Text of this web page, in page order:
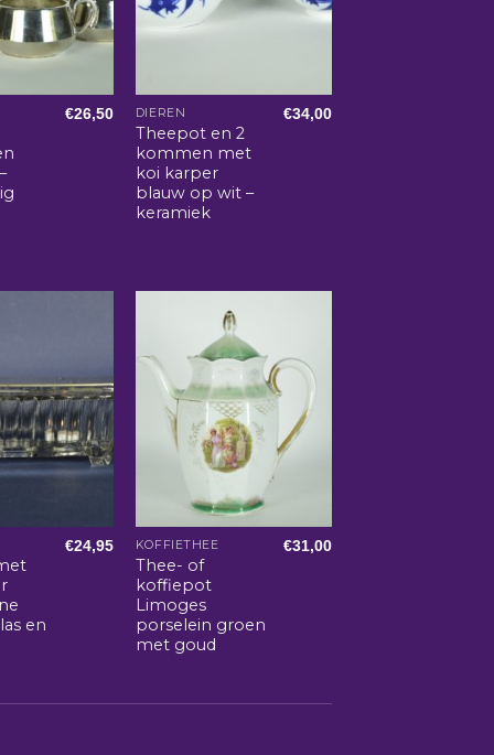
€26,50 DIEREN
Theepot en 2
kommen met
koi karper
blauw op wit –
keramiek
€34,00
en
€24,95 KOFFIETHEE
Thee- of
koffiepot
Limoges
porselein groen
met goud
€31,00